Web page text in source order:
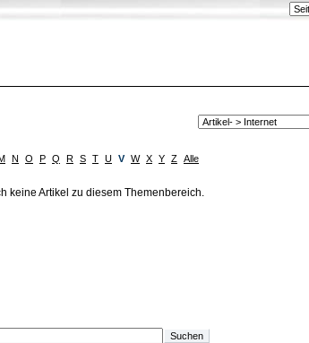
N O P Q R S T U V W X Y Z Alle
keine Artikel zu diesem Themenbereich.